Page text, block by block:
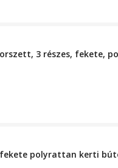
3 részes, fekete,
fekete polyrattan kerti